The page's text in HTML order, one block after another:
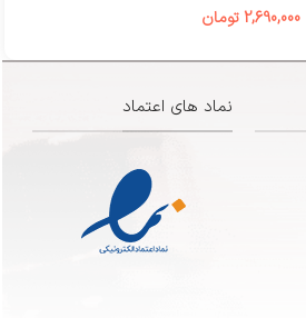
2,690,000 تومان
نماد های اعتماد